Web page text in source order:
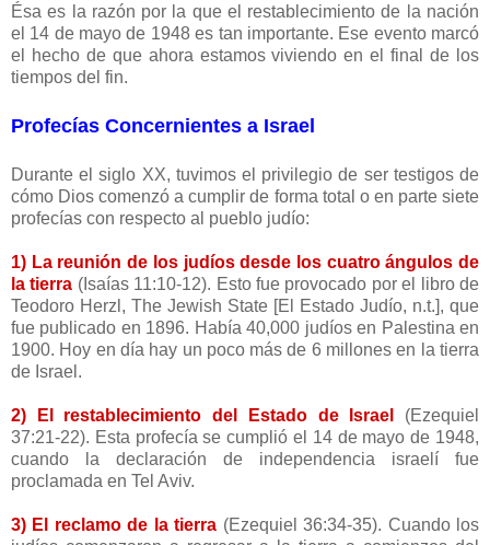
Ésa es la razón por la que el restablecimiento de la nación
el 14 de mayo de 1948 es tan importante. Ese evento marcó
el hecho de que ahora estamos viviendo en el final de los
tiempos del fin.
Profecías Concernientes a Israel
Durante el siglo XX, tuvimos el privilegio de ser testigos de
cómo Dios comenzó a cumplir de forma total o en parte siete
profecías con respecto al pueblo judío:
1) La reunión de los judíos desde los cuatro ángulos de
la tierra (Isaías 11:10-12). Esto fue provocado por el libro de
Teodoro Herzl, The Jewish State [El Estado Judío, n.t.], que
fue publicado en 1896. Había 40,000 judíos en Palestina en
1900. Hoy en día hay un poco más de 6 millones en la tierra
de Israel.
2) El restablecimiento del Estado de Israel
(Ezequiel
37:21-22). Esta profecía se cumplió el 14 de mayo de 1948,
cuando la declaración de independencia israelí fue
proclamada en Tel Aviv.
3) El reclamo de la tierra (Ezequiel 36:34-35). Cuando los